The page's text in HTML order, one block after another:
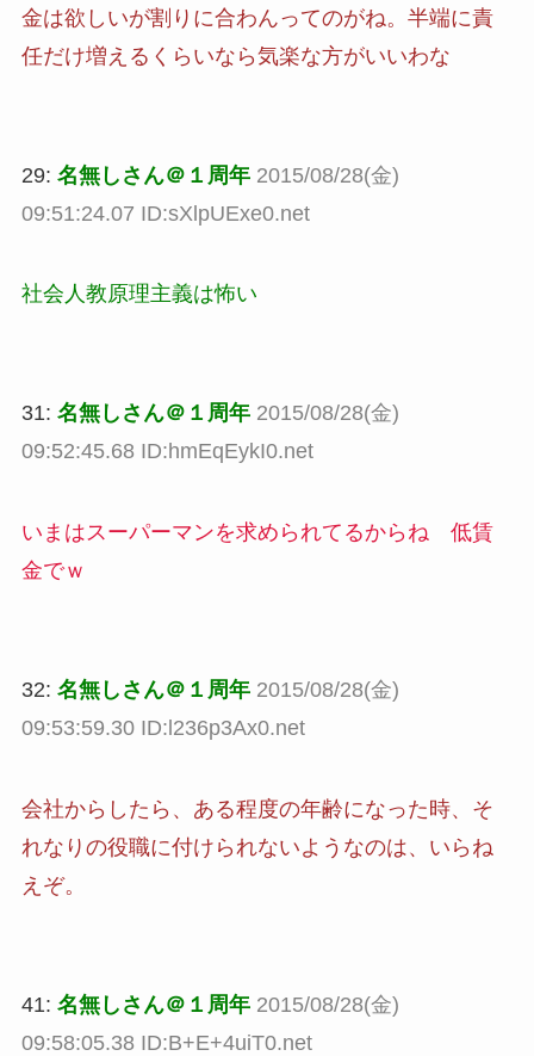
金は欲しいが割りに合わんってのがね。半端に責
任だけ増えるくらいなら気楽な方がいいわな
29: 名無しさん＠１周年 2015/08/28(金)
09:51:24.07 ID:sXlpUExe0.net
社会人教原理主義は怖い
31: 名無しさん＠１周年 2015/08/28(金)
09:52:45.68 ID:hmEqEykI0.net
いまはスーパーマンを求められてるからね 低賃
金でｗ
32: 名無しさん＠１周年 2015/08/28(金)
09:53:59.30 ID:l236p3Ax0.net
会社からしたら、ある程度の年齢になった時、そ
れなりの役職に付けられないようなのは、いらね
えぞ。
41: 名無しさん＠１周年 2015/08/28(金)
09:58:05.38 ID:B+E+4uiT0.net